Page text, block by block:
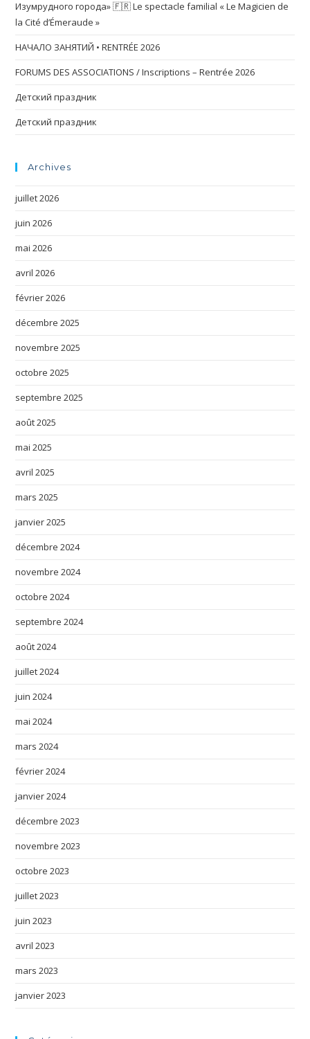
Изумрудного города» 🇫🇷 Le spectacle familial « Le Magicien de
la Cité d’Émeraude »
НАЧАЛО ЗАНЯТИЙ • RENTRÉE 2026
FORUMS DES ASSOCIATIONS / Inscriptions – Rentrée 2026
Детский праздник
Детский праздник
Archives
juillet 2026
juin 2026
mai 2026
avril 2026
février 2026
décembre 2025
novembre 2025
octobre 2025
septembre 2025
août 2025
mai 2025
avril 2025
mars 2025
janvier 2025
décembre 2024
novembre 2024
octobre 2024
septembre 2024
août 2024
juillet 2024
juin 2024
mai 2024
mars 2024
février 2024
janvier 2024
décembre 2023
novembre 2023
octobre 2023
juillet 2023
juin 2023
avril 2023
mars 2023
janvier 2023